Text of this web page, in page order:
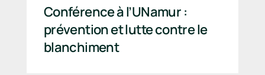
Conférence à l’UNamur :
prévention et lutte contre le
blanchiment